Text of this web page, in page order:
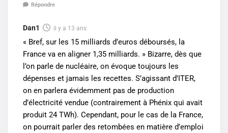
Répondre
Dan1 il y a 13 ans
« Bref, sur les 15 milliards d’euros déboursés, la
France va en aligner 1,35 milliards. » Bizarre, dès que
l’on parle de nucléaire, on évoque toujours les
dépenses et jamais les recettes. S’agissant d’ITER,
on en parlera évidemment pas de production
d’électricité vendue (contrairement à Phénix qui avait
produit 24 TWh). Cependant, pour le cas de la France,
on pourrait parler des retombées en matière d’emploi